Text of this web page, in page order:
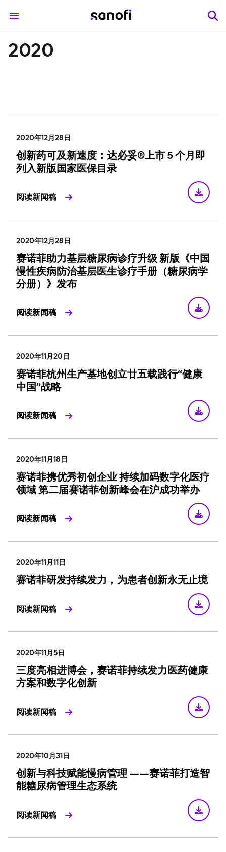
2020
2020年12月28日
创新药可及新速度：达必妥®上市 5 个月即
列入新版国家医保目录
阅读新闻稿
2020年12月28日
赛诺菲助力基层糖尿病诊疗升级 新版《中国
慢性疾病防治基层医生诊疗手册（糖尿病学
分册）》发布
阅读新闻稿
2020年11月20日
赛诺菲杭州生产基地创立廿五载践行“健康
中国”战略
阅读新闻稿
2020年11月18日
赛诺菲携优秀初创企业 持续加码数字化医疗
领域 第二届赛诺菲创新峰会在沪成功举办
阅读新闻稿
2020年11月11日
赛诺菲研发持续发力，为患者创新永无止境
阅读新闻稿
2020年11月5日
三度亮相进博会，赛诺菲持续发力医药健康
方案和数字化创新
阅读新闻稿
2020年10月31日
创新与科技赋能慢病管理 ——赛诺菲打造智
能糖尿病管理生态系统
阅读新闻稿